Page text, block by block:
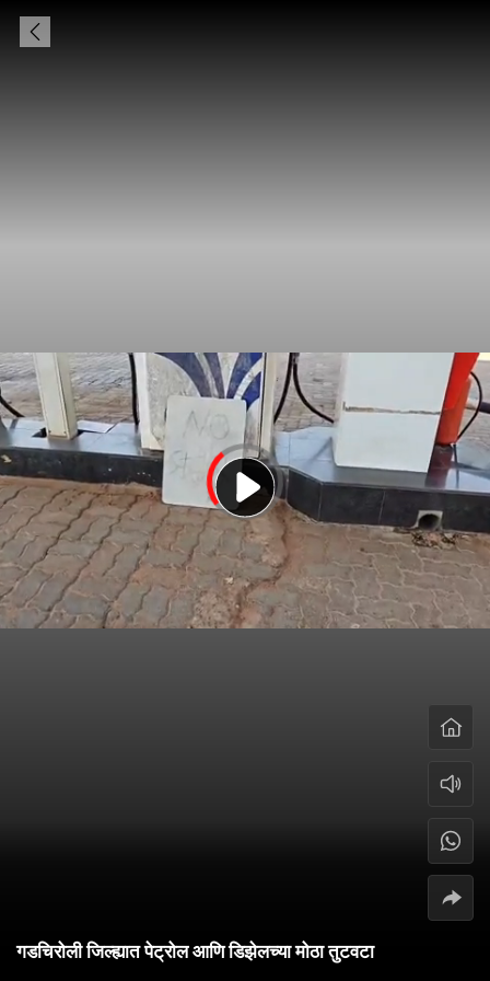
गडचिरोली जिल्ह्यात पेट्रोल आणि डिझेलच्या मोठा तुटवटा